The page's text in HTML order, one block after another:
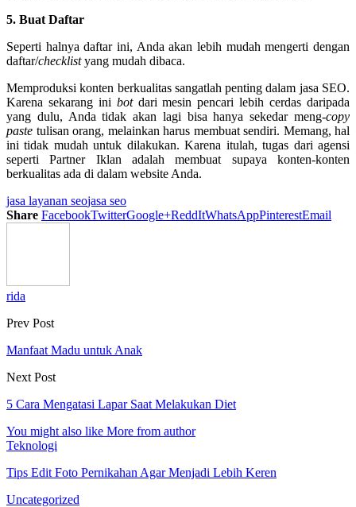
5. Buat Daftar
Seperti halnya daftar ini, Anda akan lebih mudah mengerti dengan
daftar/checklistyang mudah dibaca.
Memproduksi konten berkualitas sangatlah penting dalam jasa SEO.
Karena sekarang ini botdari mesin pencari lebih cerdas daripada
yang dulu, Anda tidak akan lagi bisa hanya sekedar meng-copy
paste tulisan orang, melainkan harus membuat sendiri. Memang, hal
ini tidak mudah untuk dilakukan. Karena itulah, tugas dari agensi
seperti Partner Iklan adalah membuat supaya konten-konten
berkualitas ada di dalam website Anda.
jasa layanan seojasa seo
Share FacebookTwitterGoogle+ReddItWhatsAppPinterestEmail
rida
Prev Post
Manfaat Madu untuk Anak
Next Post
5 Cara Mengatasi Lapar Saat Melakukan Diet
You might also like More from author
Teknologi
Tips Edit Foto Pernikahan Agar Menjadi Lebih Keren
Uncategorized